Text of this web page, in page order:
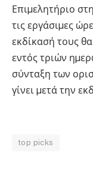
Επιµελητήριο
τις εργάσιµες
εκδίκασή τους
εντός τριών
σύνταξη των
γίνει µετά την
top picks